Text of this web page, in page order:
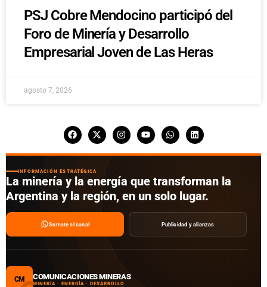
PSJ Cobre Mendocino participó del
Foro de Minería y Desarrollo
Empresarial Joven de Las Heras
agosto 7, 2026
INFORMACIÓN ESTRATÉGICA
La minería y la energía que transforman la
Argentina y la región, en un solo lugar.
Sumate al canal Publicidad y alianzas
CM COMUNICACIONES MINERAS
MINERÍA · ENERGÍA · DESARROLLO